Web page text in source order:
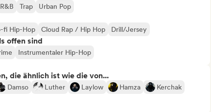
R&B Trap Urban Pop
fi Hip-Hop Cloud Rap / Hip Hop Drill/Jersey
offen sind
Instrumentaler Hip-Hop
die ähnlich ist wie die von...
Damso Luther Laylow Hamza
Kerchak